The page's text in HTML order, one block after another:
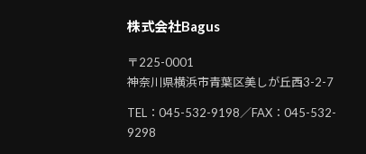
株式会社Bagus
〒225-0001
神奈川県横浜市青葉区美しが丘西3-2-7
TEL： 045-532-9198／FAX：045-532-
9298